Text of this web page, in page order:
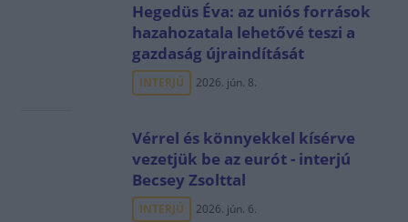
Hegedüs Éva: az uniós források
hazahozatala lehetővé teszi a
gazdaság újraindítását
INTERJÚ 2026. jún. 8.
Vérrel és könnyekkel kísérve
vezetjük be az eurót - interjú
Becsey Zsolttal
INTERJÚ 2026. jún. 6.